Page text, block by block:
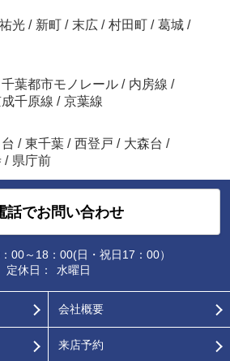
祐光 / 新町 / 末広 / 村田町 / 葛城 /
千葉都市モノレール / 内房線 /
千原線 / 京葉線
/ 東千葉 / 西登戸 / 大森台 /
/ 県庁前
話でお問い合わせ
00～18：00(日・祝日17：00）
定休日：
水曜日
会社概要
来店予約